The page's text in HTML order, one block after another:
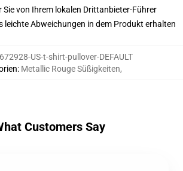
Sie von Ihrem lokalen Drittanbieter-Führer
leichte Abweichungen in dem Produkt erhalten
US-t-shirt-pullover-DEFAULT
: Metallic Rouge Süßigkeiten,
Customers Say